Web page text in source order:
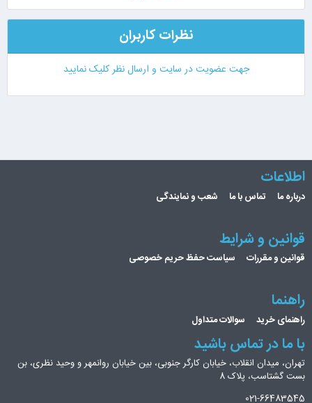
نظرات کاربران
جهت عضویت در سایت و ارسال نظر کلیک نمایید
اطلاعات
درباره ما تماس با ما شعب و نمایندگی
قوانین و شرایط
قوانین و مقررات سیاست حفظ حریم خصوصی
راهنما
راهنمای خرید سوالات متداول
با ما در تماس باشید
تهران، میدان انقلاب، خیابان کارگر جنوبی، بین خیابان روانمهر و وحید نظری، بن
بست گشتاسب، پلاک 8
021-66483545